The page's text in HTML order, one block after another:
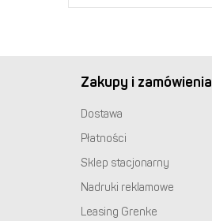
Zakupy i zamówienia
Dostawa
Płatności
Sklep stacjonarny
Nadruki reklamowe
Leasing Grenke